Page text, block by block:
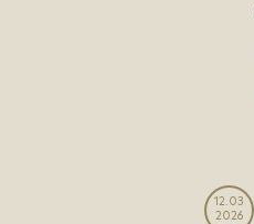
12.03
2026